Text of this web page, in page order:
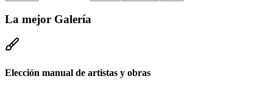
La mejor Galería
Elección manual de artistas y obras